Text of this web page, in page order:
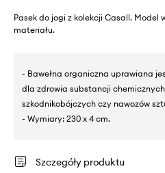
Pasek do jogi z kolekcji Casall. Model
materiału.
- Bawełna organiczna uprawiana
dla zdrowia substancji
szkodnikobójczych czy nawozów
- Wymiary: 230 x 4 cm.
Szczegóły produktu